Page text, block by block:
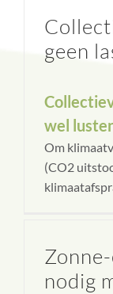
geen
wel
Om
(CO2
nodig